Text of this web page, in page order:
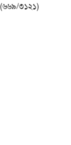
(৬৬৯/৩১২১)